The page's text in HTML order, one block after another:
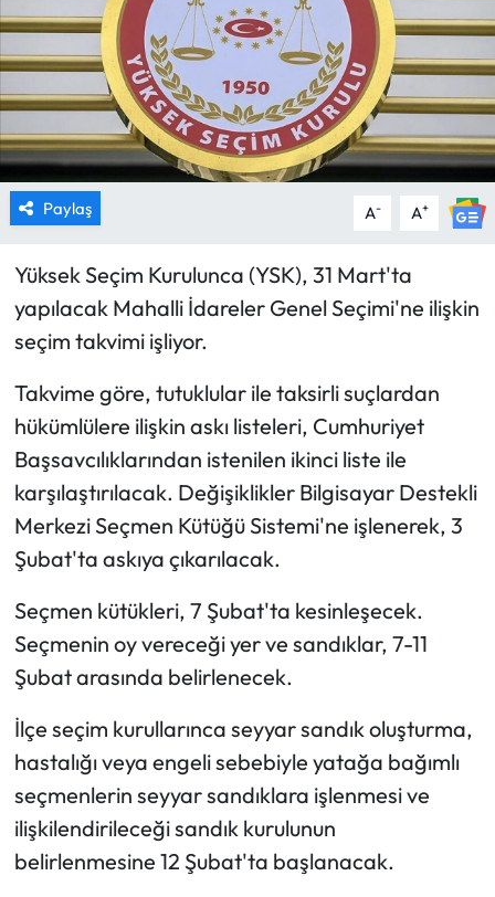
Paylaş A- A+
Yüksek Seçim Kurulunca (YSK), 31 Mart'ta
yapılacak Mahalli İdareler Genel Seçimi'ne ilişkin
seçim takvimi işliyor.
Takvime göre, tutuklular ile taksirli suçlardan
hükümlülere ilişkin askı listeleri, Cumhuriyet
Başsavcılıklarından istenilen ikinci liste ile
karşılaştırılacak. Değişiklikler Bilgisayar Destekli
Merkezi Seçmen Kütüğü Sistemi'ne işlenerek, 3
Şubat'ta askıya çıkarılacak.
Seçmen kütükleri, 7 Şubat'ta kesinleşecek.
Seçmenin oy vereceği yer ve sandıklar, 7-11
Şubat arasında belirlenecek.
İlçe seçim kurullarınca seyyar sandık oluşturma,
hastalığı veya engeli sebebiyle yatağa bağımlı
seçmenlerin seyyar sandıklara işlenmesi ve
ilişkilendirileceği sandık kurulunun
belirlenmesine 12 Şubat'ta başlanacak.
TURİZM
YAŞAM
RESMİ İLANLAR
HABER İLAN